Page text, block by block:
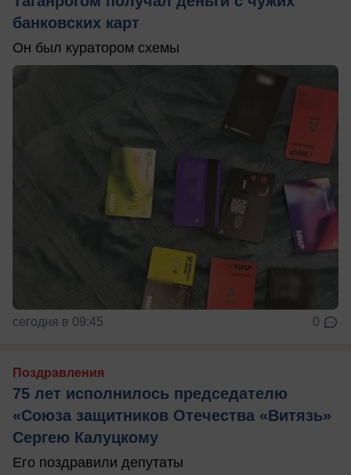
банковских карт
Он был куратором схемы
сегодня в 09:45 0
Поздравления
75 лет исполнилось председателю
«Союза защитников Отечества «Витязь»
Сергею Калуцкому
Его поздравили депутаты